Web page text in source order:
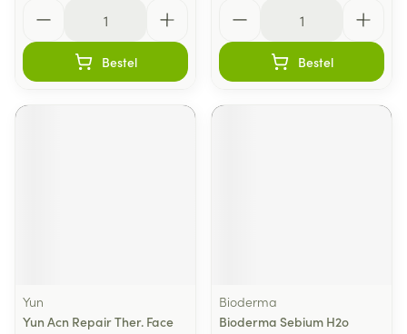
Bestel Bestel
Yun
Yun Acn Repair Ther. Face
Bioderma
Bioderma Sebium H2o